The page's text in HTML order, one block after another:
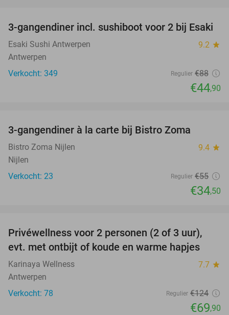
49%
3-gangendiner incl. sushiboot voor 2 bij Esaki
Esaki Sushi Antwerpen 9.2 star
Antwerpen
Verkocht: 349
Regulier €88
€44,90
3-gangendiner à la carte bij Bistro Zoma
Bistro Zoma Nijlen 9.4 star
Nijlen
Verkocht: 23
Regulier €55
€34,50
44%
Privéwellness voor 2 personen (2 of 3 uur),
evt. met ontbijt of koude en warme hapjes
Karinaya Wellness 7.7 star
Antwerpen
Verkocht: 78
Regulier €124
€69,90